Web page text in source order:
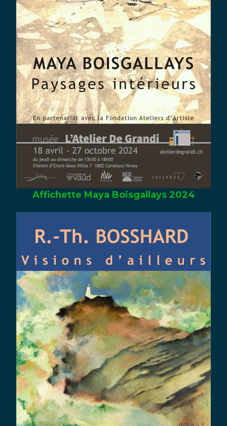
Affichette Maya Boisgallays 2024